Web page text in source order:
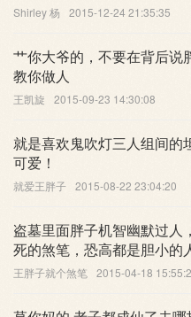
Shirley 杨 2015-12-24 21:35:35
艹你大爷的，不要在背后说
教你做人
王凯旋 2015-09-23 14:30:08
就是喜欢鬼吹灯三人组间的
可爱！
就爱王胖子 2015-08-22 23:04:20
盗墓里面胖子机智幽默过人
死的煞笔，恐高都是胆小的
王胖子就个煞笔 2015-04-18